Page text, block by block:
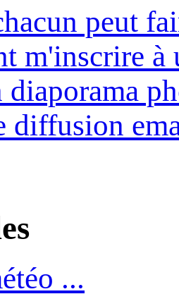
peut
m'inscrire à
diaporama
diffusion
...